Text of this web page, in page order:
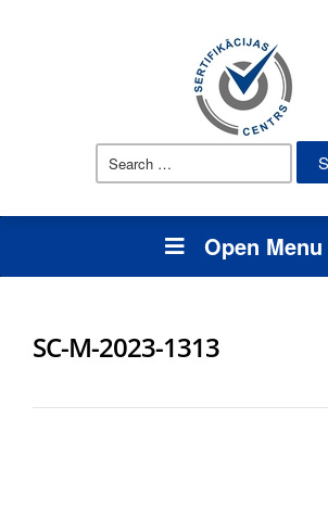
Search
Open Menu
SC-M-2023-1313